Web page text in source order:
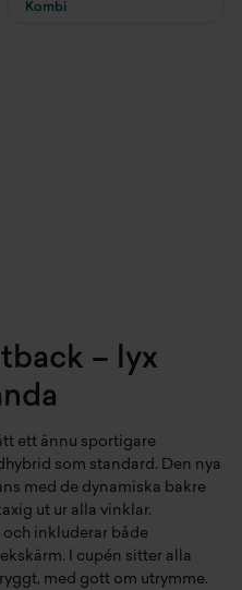
Kombi
– lyx
ett ännu sportigare
som standard. Den nya
med de dynamiska bakre
ut ur alla vinklar.
och inkluderar både
I cupén sitter alla
med gott om utrymme.